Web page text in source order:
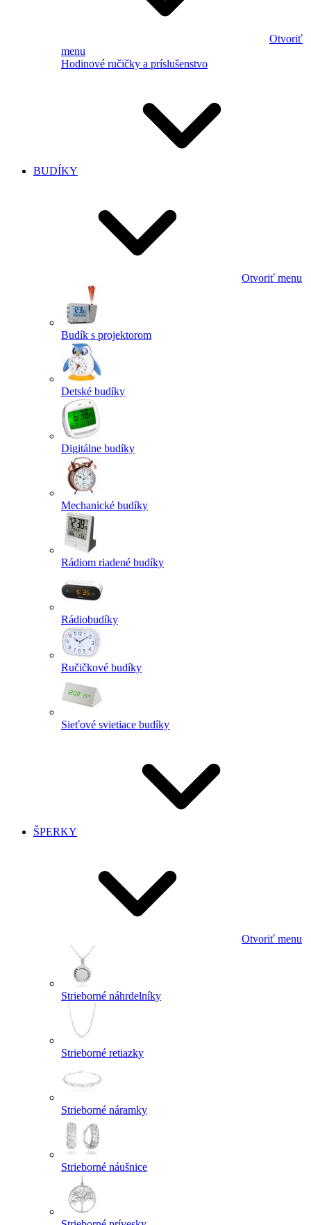
Otvoriť
menu
Hodinové ručičky a príslušenstvo
BUDÍKY
Otvoriť menu
Budík s projektorom
Detské budíky
Digitálne budíky
Mechanické budíky
Rádiom riadené budíky
Rádiobudíky
Ručičkové budíky
Sieťové svietiace budíky
ŠPERKY
Otvoriť menu
Strieborné náhrdelníky
Strieborné retiazky
Strieborné náramky
Strieborné náušnice